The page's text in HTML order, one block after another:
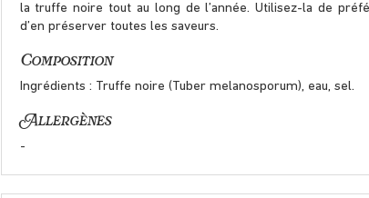
la truffe noire tout au long de l’année. Utilisez-la de
d’en préserver toutes les saveurs.
Composition
Ingrédients : Truffe noire (Tuber melanosporum), eau, sel.
Allergènes
-